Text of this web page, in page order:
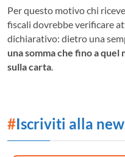
Per questo motivo chi
fiscali dovrebbe verificare
dichiarativo: dietro una
una somma che fino a
sulla carta.
#Iscriviti alla